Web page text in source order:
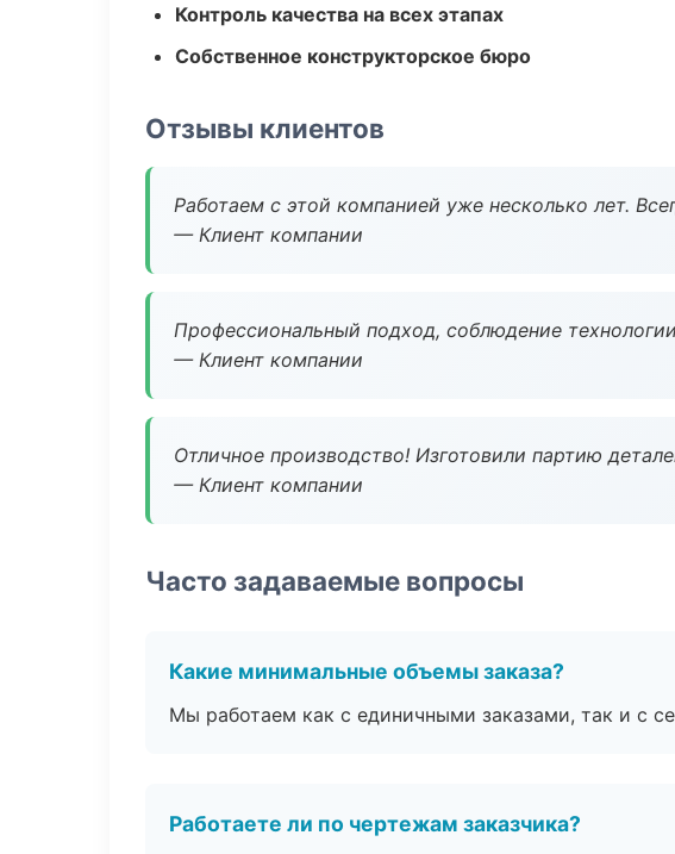
Контроль качества на всех этапах
Собственное конструкторское бюро
Отзывы клиентов
Работаем с этой компанией уже несколько лет.
— Клиент компании
Профессиональный подход, соблюдение
— Клиент компании
Отличное производство! Изготовили партию
— Клиент компании
Часто задаваемые вопросы
Какие минимальные объемы заказа?
Мы работаем как с единичными заказами, так и с
Работаете ли по чертежам заказчика?